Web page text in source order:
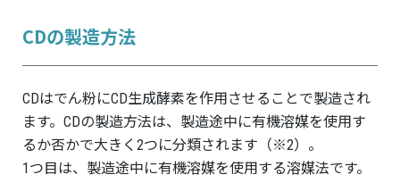
CDの製造方法
CDはでん粉にCD生成酵素を作用させることで製造され
ます。CDの製造方法は、製造途中に有機溶媒を使用す
るか否かで大きく2つに分類されます（※2）。
1つ目は、製造途中に有機溶媒を使用する溶媒法です。